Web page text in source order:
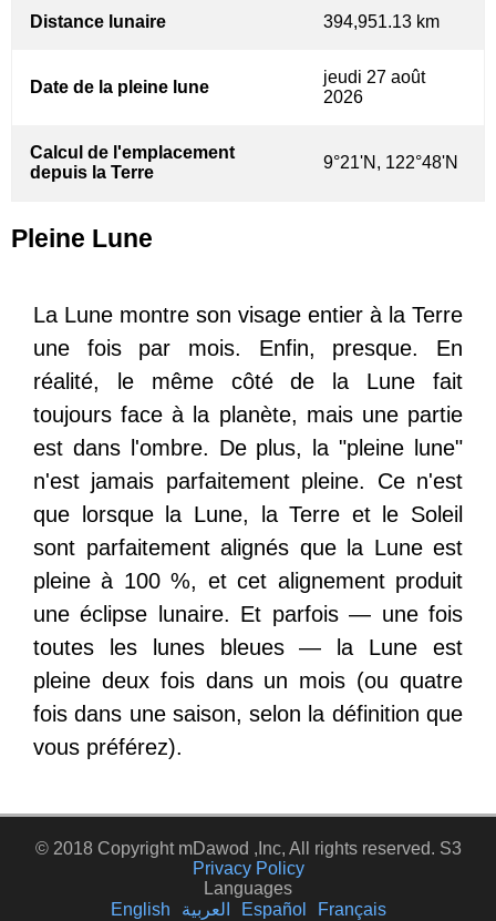
Distance lunaire 394,951.13 km
Date de la pleine lune
jeudi 27 août
2026
Calcul de l'emplacement
depuis la Terre
9°21'N, 122°48'N
Pleine Lune
La Lune montre son visage entier à la Terre
une fois par mois. Enfin, presque. En
réalité, le même côté de la Lune fait
toujours face à la planète, mais une partie
est dans l'ombre. De plus, la "pleine lune"
n'est jamais parfaitement pleine. Ce n'est
que lorsque la Lune, la Terre et le Soleil
sont parfaitement alignés que la Lune est
pleine à 100 %, et cet alignement produit
une éclipse lunaire. Et parfois — une fois
toutes les lunes bleues — la Lune est
pleine deux fois dans un mois (ou quatre
fois dans une saison, selon la définition que
vous préférez).
© 2018 Copyright mDawod ,Inc, All rights reserved. S3
Privacy Policy
Languages
English
العربية Español Français